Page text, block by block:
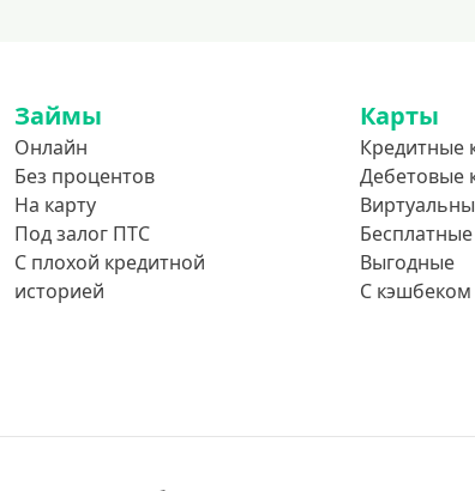
Займы
Онлайн
Без процентов
На карту
Под залог ПТС
С плохой кредитной
историей
Карты
Кредитные
Дебетовые
Бесплатные
Выгодные
С кэшбеком